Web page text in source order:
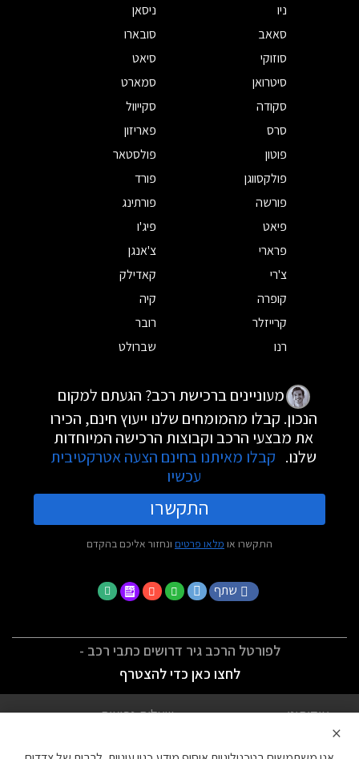
ניו
ניסאן
סאאב
סובארו
סוזוקי
סיאט
סיטרואן
סמארט
סקודה
סקייוול
סרס
פאריזון
פוטון
פולסטאר
פולקסווגן
פורד
פורשה
פורתינג
פיאט
פיג'ו
פרארי
צ'אנגן
צ'רי
קאדילק
קופרה
קיה
קרייזלר
רובר
רנו
שברולט
מעוניינים ברכישת רכב? הגעתם למקום
הנכון. קבלו מהמומחים שלנו ייעוץ חינם, הכירו
את מבצעי הרכב וקבוצות הרכישה המיוחדות
שלנו. קבלו מאיתנו בחינם הצעה אטרקטיבית
עכשיו
התקשרו
התקשרו או מלאו פרטים ונחזור אליכם בהקדם
שתף
לפורטל הרכב גיר דרושים כתבי רכב -
לחצו כאן כדי להצטרף
אודותינו
שאלות נפוצות
×